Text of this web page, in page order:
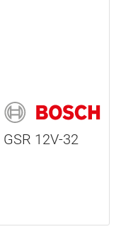
12V-32